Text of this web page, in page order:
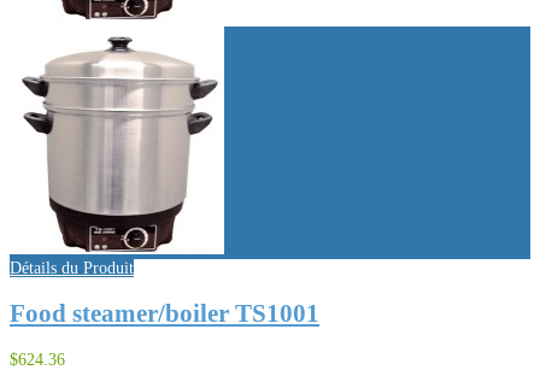
Détails du Produit
Food steamer/boiler TS1001
$624.36